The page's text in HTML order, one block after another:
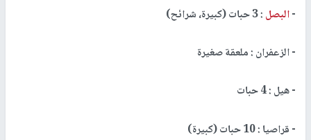
-البصل: 3 حبات (كبيرة، شرائح)
- الزعفران : ملعقة صغيرة
- هيل : 4 حبات
- قراصيا : 10 حبات (كبيرة)